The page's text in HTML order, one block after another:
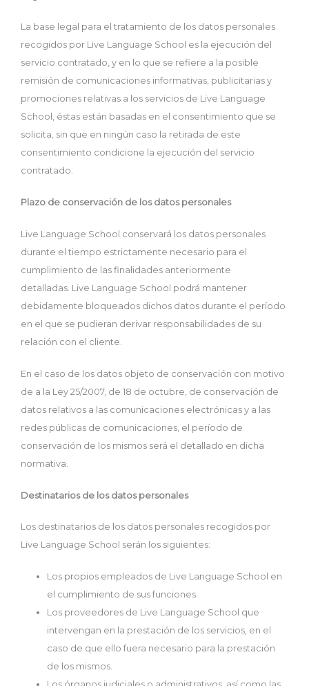
La base legal para el tratamiento de los datos personales
recogidos por Live Language School es la ejecución del
servicio contratado, y en lo que se refiere a la posible
remisión de comunicaciones informativas, publicitarias y
promociones relativas a los servicios de Live Language
School, éstas están basadas en el consentimiento que se
solicita, sin que en ningún caso la retirada de este
consentimiento condicione la ejecución del servicio
contratado.
Plazo de conservación de los datos personales
Live Language School conservará los datos personales
durante el tiempo estrictamente necesario para el
cumplimiento de las finalidades anteriormente
detalladas. Live Language School podrá mantener
debidamente bloqueados dichos datos durante el período
en el que se pudieran derivar responsabilidades de su
relación con el cliente.
En el caso de los datos objeto de conservación con motivo
de a la Ley 25/2007, de 18 de octubre, de conservación de
datos relativos a las comunicaciones electrónicas y a las
redes públicas de comunicaciones, el período de
conservación de los mismos será el detallado en dicha
normativa.
Destinatarios de los datos personales
Los destinatarios de los datos personales recogidos por
Live Language School serán los siguientes:
Los propios empleados de Live Language School en
el cumplimiento de sus funciones.
Los proveedores de Live Language School que
intervengan en la prestación de los servicios, en el
caso de que ello fuera necesario para la prestación
de los mismos.